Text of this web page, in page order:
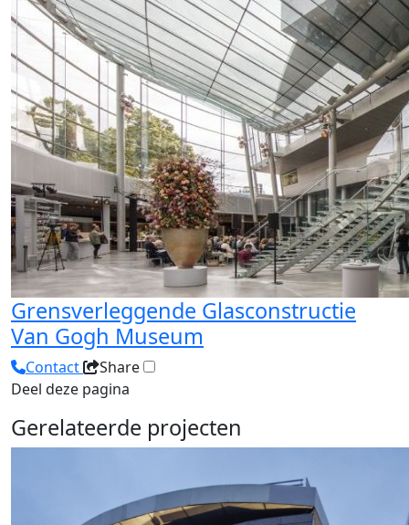
Grensverleggende Glasconstructie
Van Gogh Museum
Contact
Share
Deel deze pagina
Gerelateerde projecten